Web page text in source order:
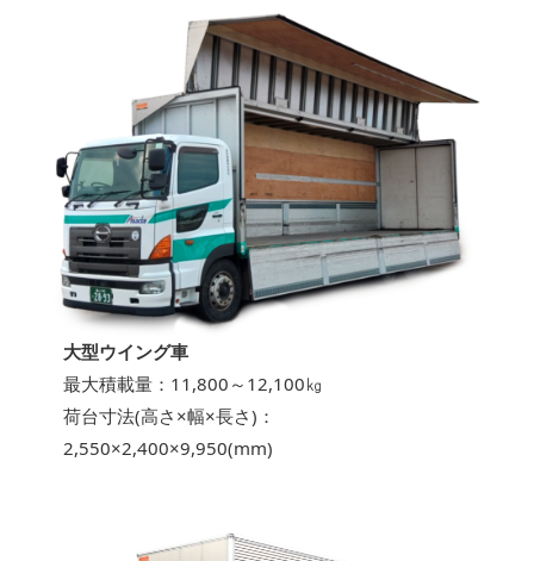
大型ウイング車
最大積載量：11,800～12,100㎏
荷台寸法(高さ×幅×長さ)：
2,550×2,400×9,950(mm)